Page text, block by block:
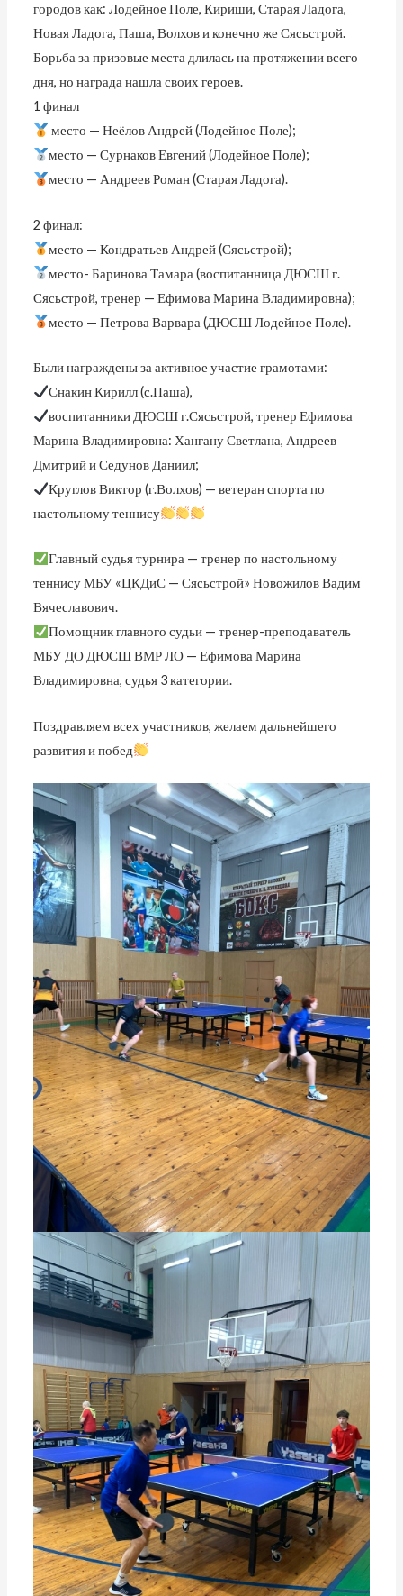
городов как: Лодейное Поле, Кириши, Старая Ладога,
Новая Ладога, Паша, Волхов и конечно же Сясьстрой.
Борьба за призовые места длилась на протяжении всего
дня, но награда нашла своих героев.
1 финал
место — Неёлов Андрей (Лодейное Поле);
место — Сурнаков Евгений (Лодейное Поле);
место — Андреев Роман (Старая Ладога).
2 финал:
место — Кондратьев Андрей (Сясьстрой);
место- Баринова Тамара (воспитанница ДЮСШ г.
Сясьстрой, тренер — Ефимова Марина Владимировна);
место — Петрова Варвара (ДЮСШ Лодейное Поле).
Были награждены за активное участие грамотами:
Снакин Кирилл (с.Паша),
воспитанники ДЮСШ г.Сясьстрой, тренер Ефимова
Марина Владимировна: Хангану Светлана, Андреев
Дмитрий и Седунов Даниил;
Круглов Виктор (г.Волхов) — ветеран спорта по
настольному теннису
Главный судья турнира — тренер по настольному
теннису МБУ «ЦКДиС — Сясьстрой» Новожилов Вадим
Вячеславович.
Помощник главного судьи — тренер-преподаватель
МБУ ДО ДЮСШ ВМР ЛО — Ефимова Марина
Владимировна, судья 3 категории.
Поздравляем всех участников, желаем дальнейшего
развития и побед